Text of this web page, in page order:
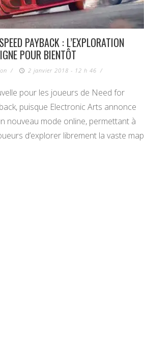
PAYBACK : L’EXPLORATION
POUR BIENTÔT
/ 2 janvier 2018 - 12 h 46 /
pour les joueurs de Need for
puisque Electronic Arts annonce
nouveau mode online, permettant à
d’explorer librement la vaste map